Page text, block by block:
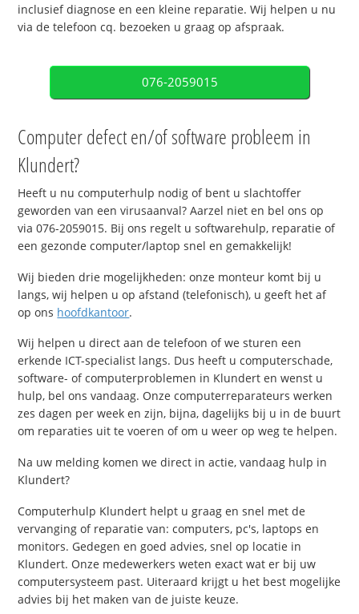
inclusief diagnose en een kleine reparatie. Wij helpen u nu
via de telefoon cq. bezoeken u graag op afspraak.
076-2059015
Computer defect en/of software probleem in
Klundert?
Heeft u nu computerhulp nodig of bent u slachtoffer
geworden van een virusaanval? Aarzel niet en bel ons op
via 076-2059015. Bij ons regelt u softwarehulp, reparatie of
een gezonde computer/laptop snel en gemakkelijk!
Wij bieden drie mogelijkheden: onze monteur komt bij u
langs, wij helpen u op afstand (telefonisch), u geeft het af
op ons hoofdkantoor.
Wij helpen u direct aan de telefoon of we sturen een
erkende ICT-specialist langs. Dus heeft u computerschade,
software- of computerproblemen in Klundert en wenst u
hulp, bel ons vandaag. Onze computerreparateurs werken
zes dagen per week en zijn, bijna, dagelijks bij u in de buurt
om reparaties uit te voeren of om u weer op weg te helpen.
Na uw melding komen we direct in actie, vandaag hulp in
Klundert?
Computerhulp Klundert helpt u graag en snel met de
vervanging of reparatie van: computers, pc's, laptops en
monitors. Gedegen en goed advies, snel op locatie in
Klundert. Onze medewerkers weten exact wat er bij uw
computersysteem past. Uiteraard krijgt u het best mogelijke
advies bij het maken van de juiste keuze.